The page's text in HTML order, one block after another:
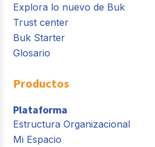
Explora lo nuevo de Buk
Trust center
Buk Starter
Glosario
Productos
Plataforma
Estructura Organizacional
Mi Espacio